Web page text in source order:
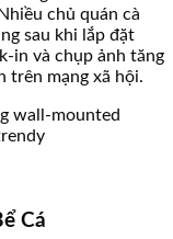
chủ quán cà
sau khi lắp đặt
in và chụp ảnh tăng
trên mạng xã hội.
Cá